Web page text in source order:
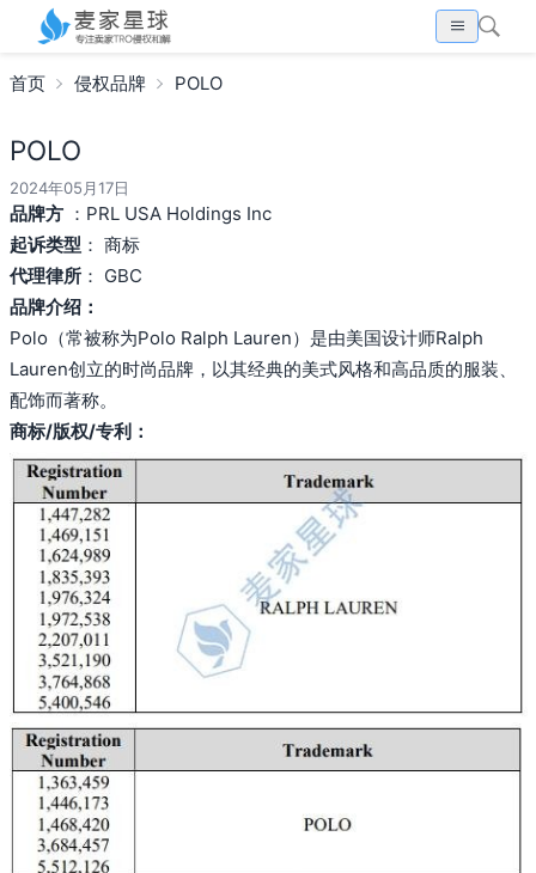
首页 侵权品牌 POLO
POLO
2024年05月17日
品牌方：PRL USA Holdings Inc
起诉类型 ： 商标
代理律所： GBC
品牌介绍：
Polo（常被称为Polo Ralph Lauren）是由美国设计师Ralph
Lauren创立的时尚品牌，以其经典的美式风格和高品质的服装、
配饰而著称。
商标/版权/专利：